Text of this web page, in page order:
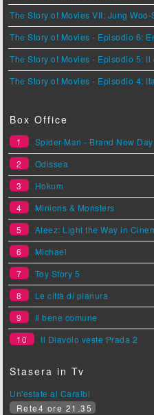
The Story of Movies VII: Jung
The Story of Movies - Episodio 6:
The Story of Movies - Episodio 5:
The Story of Movies - Episodio 4:
Box Office
1
Spider-Man - Brand New Day
2
Odissea
3
Hokum
4
Minions & Monsters
5
Ateez: Light the Way in
6
Michael
7
Toy Story 5
8
Le città di pianura
9
Il bene comune
10
Il Diavolo veste Prada 2
Stasera in Tv
Un'estate ai Caraibi
Rete4 ore 21.35